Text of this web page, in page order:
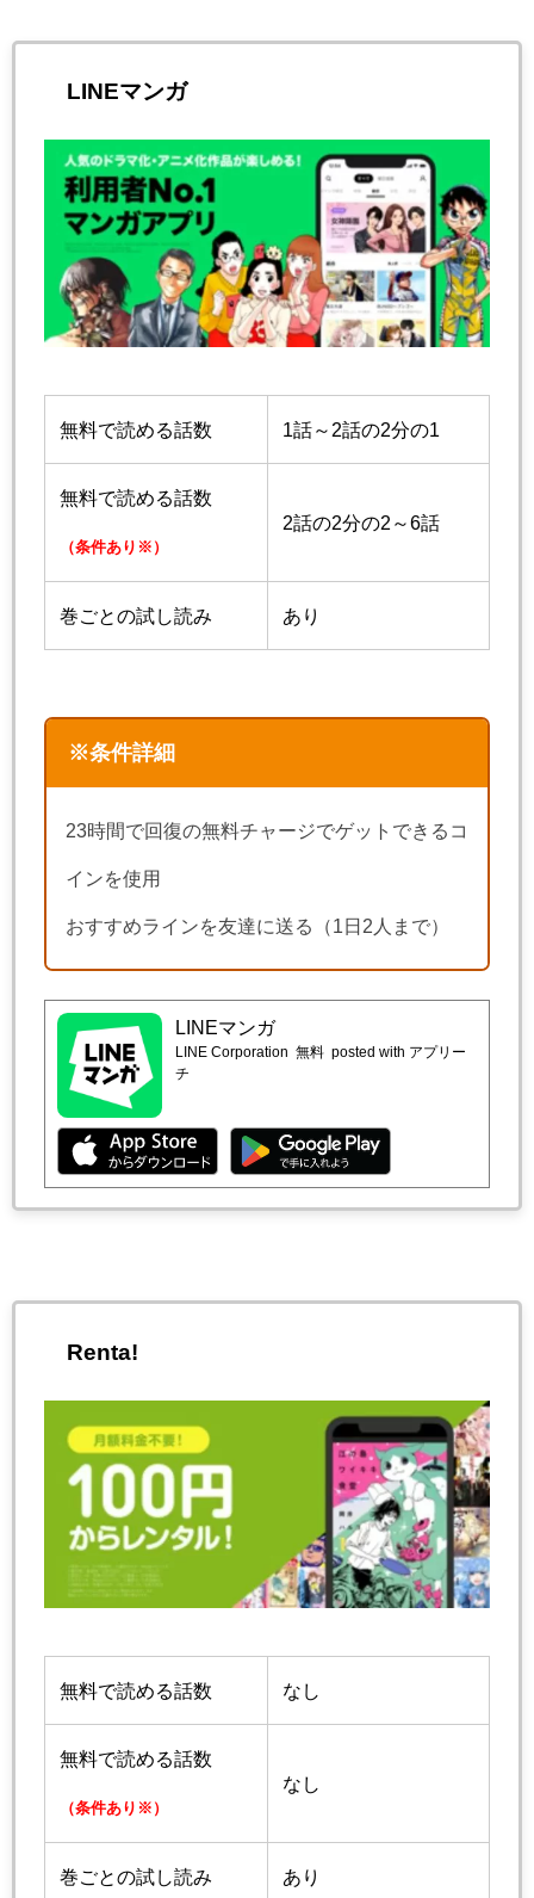
LINEマンガ
無料で読める話数 1話～2話の2分の1
無料で読める話数
（条件あり※）
2話の2分の2～6話
巻ごとの試し読み あり
※条件詳細
23時間で回復の無料チャージでゲットできるコ
インを使用
おすすめラインを友達に送る（1日2人まで）
LINEマンガ
LINE Corporation 無料 posted with アプリー
チ
Renta!
無料で読める話数 なし
無料で読める話数
（条件あり※）
なし
巻ごとの試し読み あり